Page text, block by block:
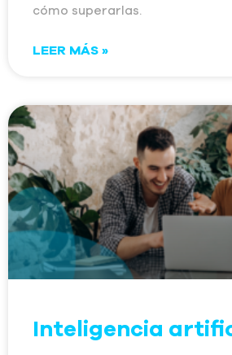
cómo superarlas.
LEER MÁS »
Inteligencia